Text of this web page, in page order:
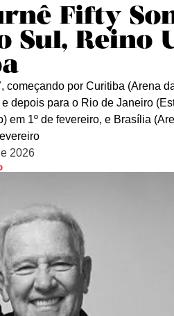
Fifty
Sul, Reino
começando por Curitiba (Arena
depois para o Rio de Janeiro
em 1º de fevereiro, e Brasília
2026